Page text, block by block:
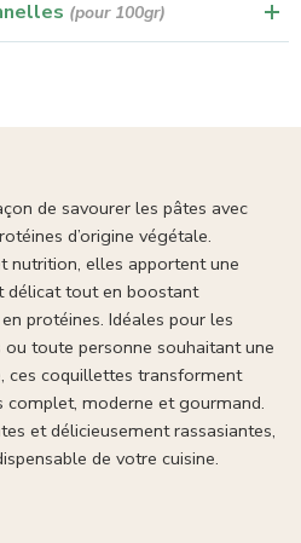
(pour 100gr)
de savourer les pâtes avec
d’origine végétale.
nutrition, elles apportent une
tout en boostant
protéines. Idéales pour les
toute personne souhaitant une
ces coquillettes transforment
complet, moderne et gourmand.
et délicieusement rassasiantes,
de votre cuisine.